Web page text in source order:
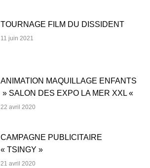
TOURNAGE FILM DU DISSIDENT
11 juin 2021
ANIMATION MAQUILLAGE ENFANTS
» SALON DES EXPO LA MER XXL «
22 avril 2020
CAMPAGNE PUBLICITAIRE
« TSINGY »
21 avril 2020